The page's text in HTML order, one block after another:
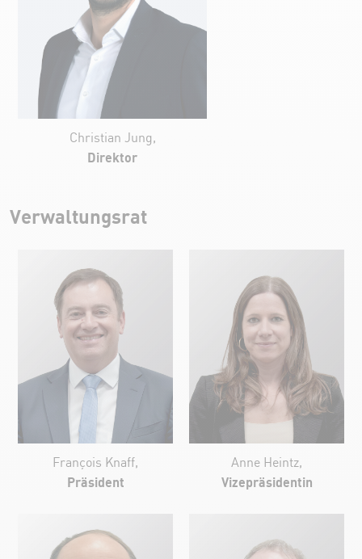
Christian Jung,
Direktor
Verwaltungsrat
François Knaff,
Präsident
Anne Heintz,
Vizepräsidentin